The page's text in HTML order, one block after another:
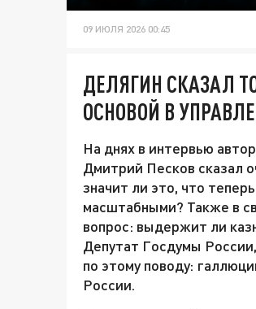
09 ИЮЛЯ 2026 00:45
ДЕЛЯГИН СКАЗАЛ
ОСНОВОЙ В
На днях в интервью
Дмитрий Песков сказал
значит ли это, что
масштабными? Также в
вопрос: выдержит ли
Депутат Госдумы
по этому поводу:
России.